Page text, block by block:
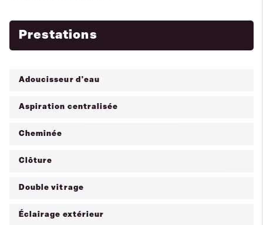
Prestations
Adoucisseur d'eau
Aspiration centralisée
Cheminée
Clôture
Double vitrage
Éclairage extérieur